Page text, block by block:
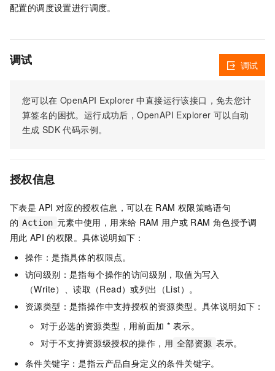
配置的调度设置进行调度。
调试
您可以在 OpenAPI Explorer 中直接运行该接口，免去您计
算签名的困扰。运行成功后，OpenAPI Explorer 可以自动
生成 SDK 代码示例。
调试
授权信息
下表是 API 对应的授权信息，可以在 RAM 权限策略语句
的 Action 元素中使用，用来给 RAM 用户或 RAM 角色授予调
用此 API 的权限。具体说明如下：
操作：是指具体的权限点。
访问级别：是指每个操作的访问级别，取值为写入
（Write）、读取（Read）或列出（List）。
资源类型：是指操作中支持授权的资源类型。具体说明如下：
对于必选的资源类型，用前面加 * 表示。
对于不支持资源级授权的操作，用 全部资源 表示。
条件关键字：是指云产品自身定义的条件关键字。